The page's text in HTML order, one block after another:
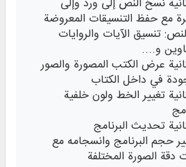
مع حفظ التنسيقات المعروضة
تنسيق الآيات والروايات
و....
عرض الكتب المصورة والصور
في داخل الكتاب
تغيير الخط ولون خلفية
تحديث البرنامج
حجم البرنامج وانسجامه مع
دقة الصورة المختلفة